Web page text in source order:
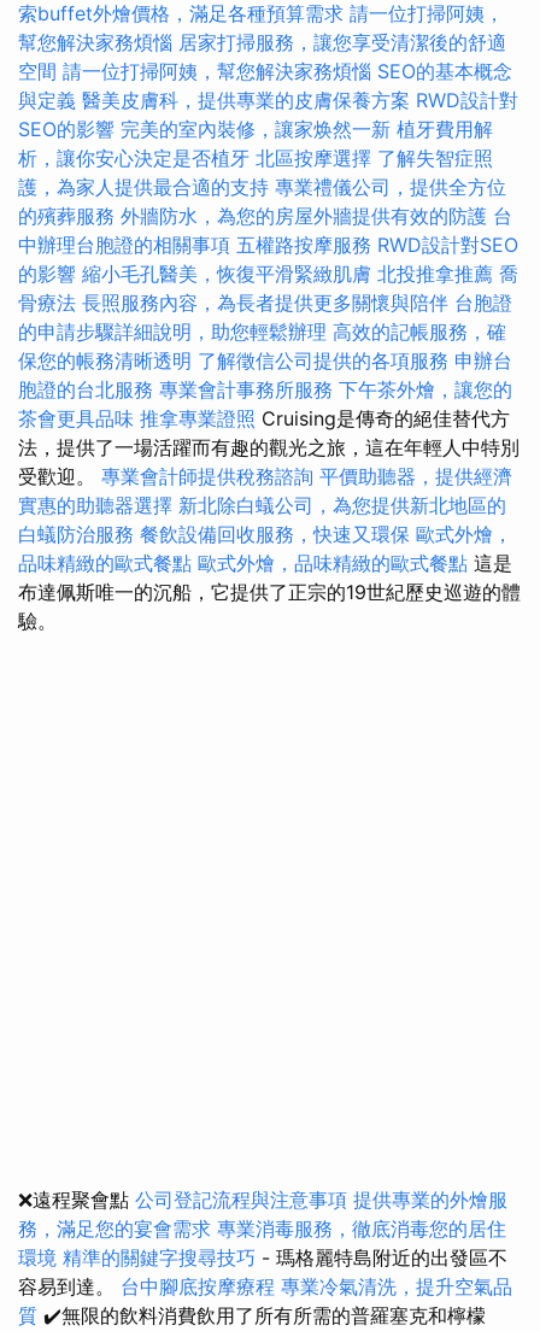
索buffet外燴價格，滿足各種預算需求 請一位打掃阿姨，
幫您解決家務煩惱 居家打掃服務，讓您享受清潔後的舒適
空間 請一位打掃阿姨，幫您解決家務煩惱 SEO的基本概念
與定義 醫美皮膚科，提供專業的皮膚保養方案 RWD設計對
SEO的影響 完美的室內裝修，讓家焕然一新 植牙費用解
析，讓你安心決定是否植牙 北區按摩選擇 了解失智症照
護，為家人提供最合適的支持 專業禮儀公司，提供全方位
的殯葬服務 外牆防水，為您的房屋外牆提供有效的防護 台
中辦理台胞證的相關事項 五權路按摩服務 RWD設計對SEO
的影響 縮小毛孔醫美，恢復平滑緊緻肌膚 北投推拿推薦 喬
骨療法 長照服務內容，為長者提供更多關懷與陪伴 台胞證
的申請步驟詳細說明，助您輕鬆辦理 高效的記帳服務，確
保您的帳務清晰透明 了解徵信公司提供的各項服務 申辦台
胞證的台北服務 專業會計事務所服務 下午茶外燴，讓您的
茶會更具品味 推拿專業證照 Cruising是傳奇的絕佳替代方
法，提供了一場活躍而有趣的觀光之旅，這在年輕人中特別
受歡迎。 專業會計師提供稅務諮詢 平價助聽器，提供經濟
實惠的助聽器選擇 新北除白蟻公司，為您提供新北地區的
白蟻防治服務 餐飲設備回收服務，快速又環保 歐式外燴，
品味精緻的歐式餐點 歐式外燴，品味精緻的歐式餐點 這是
布達佩斯唯一的沉船，它提供了正宗的19世紀歷史巡遊的體
驗。
❌遠程聚會點 公司登記流程與注意事項 提供專業的外燴服
務，滿足您的宴會需求 專業消毒服務，徹底消毒您的居住
環境 精準的關鍵字搜尋技巧 - 瑪格麗特島附近的出發區不
容易到達。 台中腳底按摩療程 專業冷氣清洗，提升空氣品
質 ✔️無限的飲料消費飲用了所有所需的普羅塞克和檸檬